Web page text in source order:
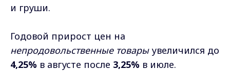
и груши.
Годовой прирост цен на
непродовольственные товарыувеличился до
4,25% в августе после 3,25% в июле.